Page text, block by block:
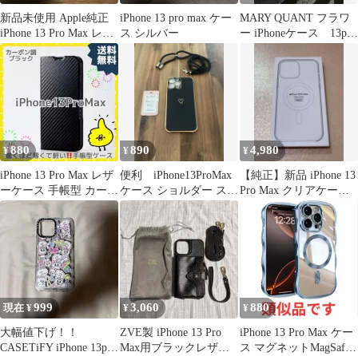
新品未使用 Apple純正
iPhone 13 Pro Max レザ
ーケース
iPhone 13 pro max ケー
ス シルバー
MARY QUANT フラワ
ー iPhoneケース 13pro
max
¥880
iPhone 13 Pro Max レザ
ーケース 手帳型 カーボ
ン調ブラック 黒
¥890
便利 iPhone13ProMax
ケース ショルダー スト
ラップ付き 黒 韓国
¥4,980
【純正】新品 iPhone 13
Pro Max クリアケース
MM313FE/A
現在 ¥999
大幅値下げ！！
CASETiFY iPhone 13pro
¥3,060
ZVE製 iPhone 13 Pro
Max用ブラックレザー
¥ 880
iPhone 13 Pro Max ケー
ス マグネットMagSafe